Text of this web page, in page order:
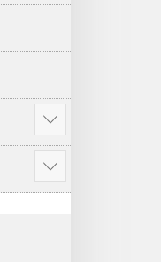
Show
more
Show
more